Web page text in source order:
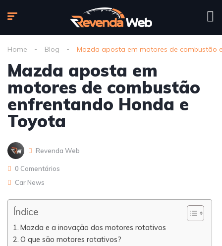
Home Blog Mazda aposta em motores de combustão
Mazda aposta em
motores de combustão
enfrentando Honda e
Toyota
Revenda Web
0 Comentários
Car News
Índice
Mazda e a inovação dos motores rotativos
O que são motores rotativos?